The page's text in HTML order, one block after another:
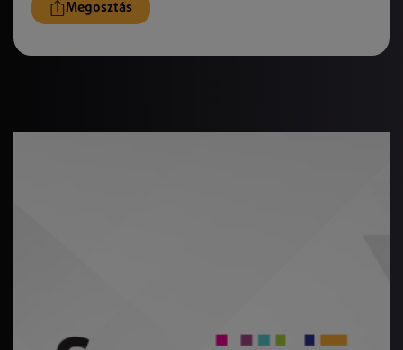
Megosztás